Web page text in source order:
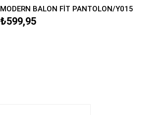
MODERN BALON FİT PANTOLON/Y015
₺599,95